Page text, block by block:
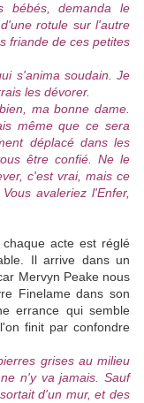
bébés, demanda le
rotule sur l'autre
friande de ces petites
s'anima soudain. Je
les dévorer.
ma bonne dame.
même que ce sera
déplacé dans les
être confié. Ne le
c'est vrai, mais ce
avaleriez l'Enfer,
acte est réglé
Il arrive dans un
Mervyn Peake nous
Finelame dans son
errance qui semble
finit par confondre
grises au milieu
n'y va jamais. Sauf
d'un mur, et des